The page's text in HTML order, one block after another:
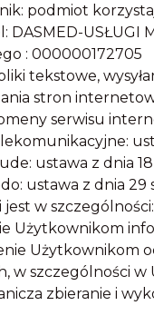
podmiot
DASMED-USŁUGI
: 000000172705
tekstowe,
stron
serwisu
ustawa z dnia
ustawa z dnia 29
w szczególności:
Użytkownikom
Użytkownikom
w szczególności
zbieranie i